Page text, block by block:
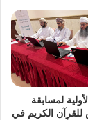
لمسابقة
للقرآن الكريم في